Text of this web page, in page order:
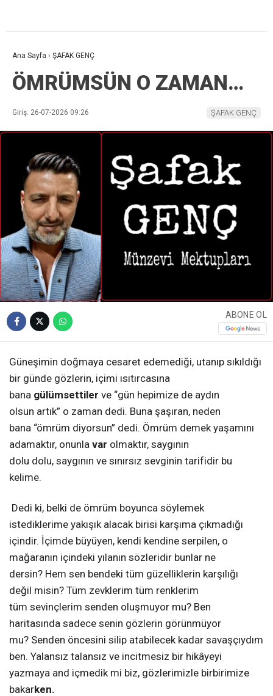
Ana Sayfa › ŞAFAK GENÇ
ÖMRÜMSÜN O ZAMAN…
Giriş: 26-07-2026 09:26 ŞAFAK GENÇ
ABONE OL
Güneşimin doğmaya cesaret edemediği, utanıp sıkıldığı
bir günde gözlerin, içimi ısıtırcasına
bana gülümsettiler ve “gün hepimize de aydın
olsun artık” o zaman dedi. Buna şaşıran, neden
bana “ömrüm diyorsun” dedi. Ömrüm demek yaşamını
adamaktır, onunla var olmaktır, saygının
dolu dolu, saygının ve sınırsız sevginin tarifidir bu
kelime.
Dedi ki, belki de ömrüm boyunca söylemek
istediklerime yakışık alacak birisi karşıma çıkmadığı
içindir. İçimde büyüyen, kendi kendine serpilen, o
mağaranın içindeki yılanın sözleridir bunlar ne
dersin? Hem sen bendeki tüm güzelliklerin karşılığı
değil misin? Tüm zevklerim tüm renklerim
tüm sevinçlerim senden oluşmuyor mu? Ben
haritasında sadece senin gözlerin görünmüyor
mu? Senden öncesini silip atabilecek kadar savaşçıydım
ben. Yalansız talansız ve incitmesiz bir hikâyeyi
yazmaya and içmedik mi biz, gözlerimizle birbirimize
bakarken.